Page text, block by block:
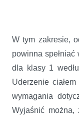
W tym zakresie,
powinna
dla klasy 1
Uderzenie
wymagania
Wyjaśnić